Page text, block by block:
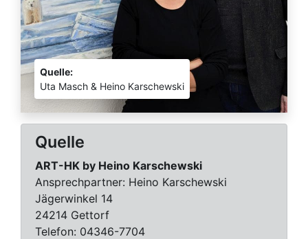
Quelle:
Uta Masch & Heino Karschewski
Quelle
ART-HK by Heino Karschewski
Ansprechpartner: Heino Karschewski
Jägerwinkel 14
24214 Gettorf
Telefon: 04346-7704